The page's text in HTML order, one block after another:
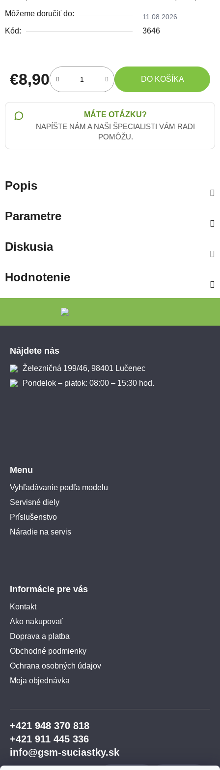
Môžeme doručiť do: 11.08.2026
Kód: 3646
€8,90
Jednotková cena:
DO KOŠÍKA
MÁTE OTÁZKU?
NAPÍŠTE NÁM A NAŠI ŠPECIALISTI VÁM RADI
POMÔŽU.
Popis
Parametre
Diskusia
Hodnotenie
Nájdete nás
Železničná 199/46, 98401 Lučenec
Pondelok – piatok: 08:00 – 15:30 hod.
Menu
Vyhľadávanie podľa modelu
Servisné diely
Príslušenstvo
Náradie na servis
Informácie pre vás
Kontakt
Ako nakupovať
Doprava a platba
Obchodné podmienky
Ochrana osobných údajov
Moja objednávka
+421 948 370 818
+421 911 445 336
info@gsm-suciastky.sk